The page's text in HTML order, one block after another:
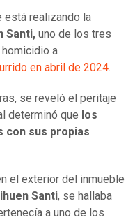
está realizando la
Santi, uno de los tres
a
en abril de 2024.
se reveló el peritaje
determinó que los
con sus propias
el exterior del inmueble
Santi, se hallaba
a uno de los